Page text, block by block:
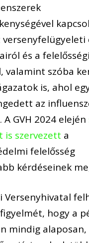
és a felelősségi
valamint szóba
is, ahol
az
A GVH 2024 elején
is szervezett a
felelősség
kérdéseinek
Versenyhivatal
hogy a
mindig alaposan,